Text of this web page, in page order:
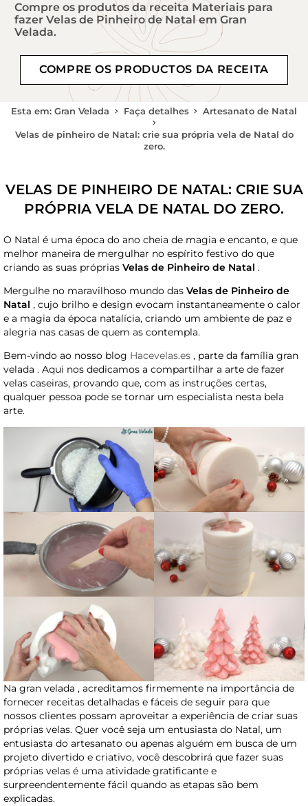
Compre os produtos da receita Materiais para
fazer Velas de Pinheiro de Natal em Gran
Velada.
COMPRE OS PRODUCTOS DA RECEITA
Esta em: Gran Velada Faça detalhes Artesanato de Natal
Velas de pinheiro de Natal: crie sua própria vela de Natal do
zero.
VELAS DE PINHEIRO DE NATAL: CRIE SUA
PRÓPRIA VELA DE NATAL DO ZERO.
O Natal é uma época do ano cheia de magia e encanto, e que
melhor maneira de mergulhar no espírito festivo do que
criando as suas próprias Velas de Pinheiro de Natal .
Mergulhe no maravilhoso mundo das Velas de Pinheiro de
Natal , cujo brilho e design evocam instantaneamente o calor
e a magia da época natalícia, criando um ambiente de paz e
alegria nas casas de quem as contempla.
Bem-vindo ao nosso blog Hacevelas.es , parte da família gran
velada . Aqui nos dedicamos a compartilhar a arte de fazer
velas caseiras, provando que, com as instruções certas,
qualquer pessoa pode se tornar um especialista nesta bela
arte.
Na gran velada , acreditamos firmemente na importância de
fornecer receitas detalhadas e fáceis de seguir para que
nossos clientes possam aproveitar a experiência de criar suas
próprias velas. Quer você seja um entusiasta do Natal, um
entusiasta do artesanato ou apenas alguém em busca de um
projeto divertido e criativo, você descobrirá que fazer suas
próprias velas é uma atividade gratificante e
surpreendentemente fácil quando as etapas são bem
explicadas.